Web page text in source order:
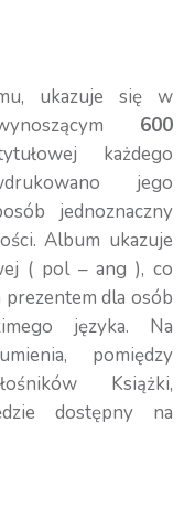
ukazuje się w
600
każdego
jego
jednoznaczny
Album ukazuje
( pol – ang ), co
dla osób
języka. Na
pomiędzy
Książki,
dostępny na